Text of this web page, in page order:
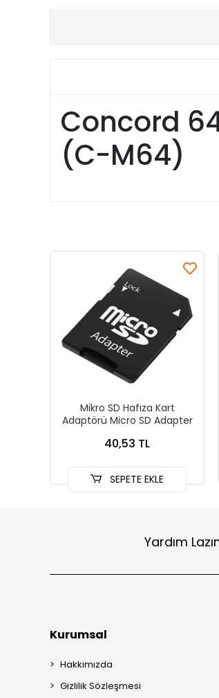
Concord
(C-M64)
Mikro SD Hafıza Kart
Adaptörü Micro SD Adapter
40,53 TL
SEPETE EKLE
Yardım
Kurumsal
Hakkımızda
Gizlilik Sözleşmesi